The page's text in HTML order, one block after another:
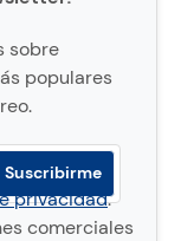
sobre
populares
privacidad.
comerciales